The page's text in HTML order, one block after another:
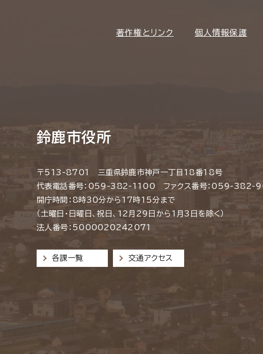
著作権とリンク 個人情報保護
鈴鹿市役所
〒513-8701 三重県鈴鹿市神戸一丁目18番18号
代表電話番号：059-382-1100 ファクス番号：059-382-
開庁時間：8時30分から17時15分まで
（土曜日・日曜日、祝日、12月29日から1月3日を除く）
法人番号：5000020242071
各課一覧 交通アクセス